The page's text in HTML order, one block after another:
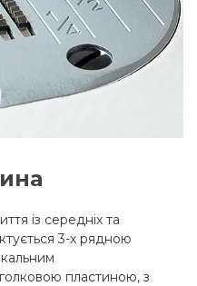
із середніх та
3-х рядною
пластиною, з